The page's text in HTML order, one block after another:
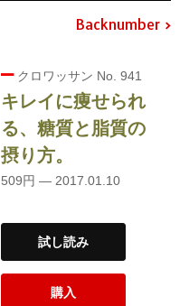
Backnumber
クロワッサン No. 941
キレイに痩せられ
る、糖質と脂質の
摂り方。
509円 — 2017.01.10
試し読み
購入